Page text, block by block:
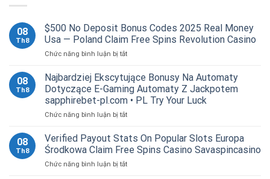
08
Th8
$500 No Deposit Bonus Codes 2025 Real Money
Usa — Poland Claim Free Spins Revolution Casino
Chức năng bình luận bị tắtở
No
Deposit
Bonus
Codes
2025
Money
Usa
—
Poland
08
Th8
Najbardziej Ekscytujące Bonusy Na Automaty
Dotyczące E-Gaming Automaty Z Jackpotem
sapphirebet-pl.com • PL Try Your Luck
Chức năng bình luận bị tắtở
Ekscytujące
Bonusy
Na
Automaty
08
Th8
Verified Payout Stats On Popular Slots Europa
Środkowa Claim Free Spins Casino Savaspincasino
Chức năng bình luận bị tắtở